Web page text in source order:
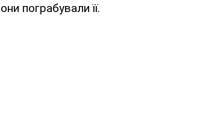
пограбували її.